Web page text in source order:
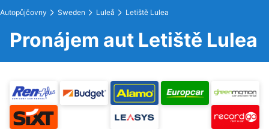
Autopůjčovny Sweden Luleå Letiště Lulea
Pronájem aut Letiště Lulea